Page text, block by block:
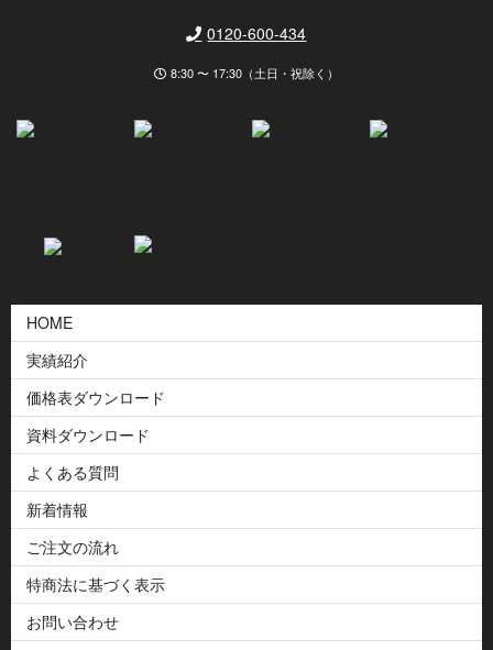
0120-600-434
8:30 〜 17:30（土日・祝除く）
HOME
実績紹介
価格表ダウンロード
資料ダウンロード
よくある質問
新着情報
ご注文の流れ
特商法に基づく表示
お問い合わせ